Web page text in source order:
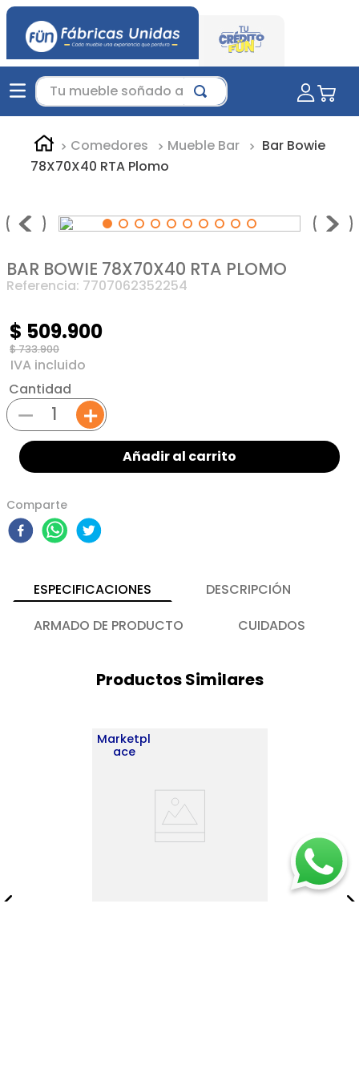
Tu mueble soñado aquí...
Comedores Mueble Bar
Bar Bowie
78X70X40 RTA Plomo
BAR BOWIE 78X70X40 RTA PLOMO
Referencia: 7707062352254
$733.900
$ 509.900
Cantidad
＋
－
Añadir al carrito
Comparte
ESPECIFICACIONES
DESCRIPCIÓN
ARMADO DE PRODUCTO
CUIDADOS
Productos Similares
Marketpl
ace